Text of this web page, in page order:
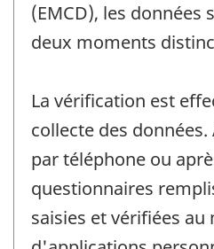
(EMCD), les données
deux moments
La vérification est
collecte des
par téléphone ou
questionnaires
saisies et vérifiées au